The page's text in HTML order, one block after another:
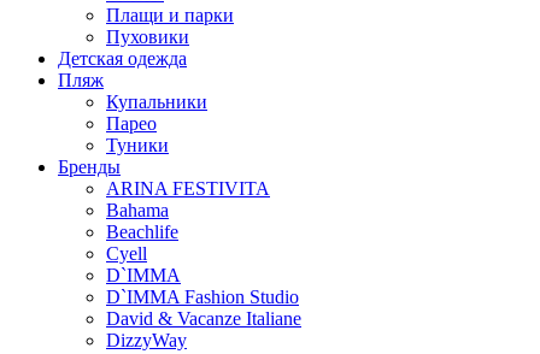
Плащи и парки
Пуховики
Детская одежда
Пляж
Купальники
Парео
Туники
Бренды
ARINA FESTIVITA
Bahama
Beachlife
Cyell
D`IMMA
D`IMMA Fashion Studio
David & Vacanze Italiane
DizzyWay